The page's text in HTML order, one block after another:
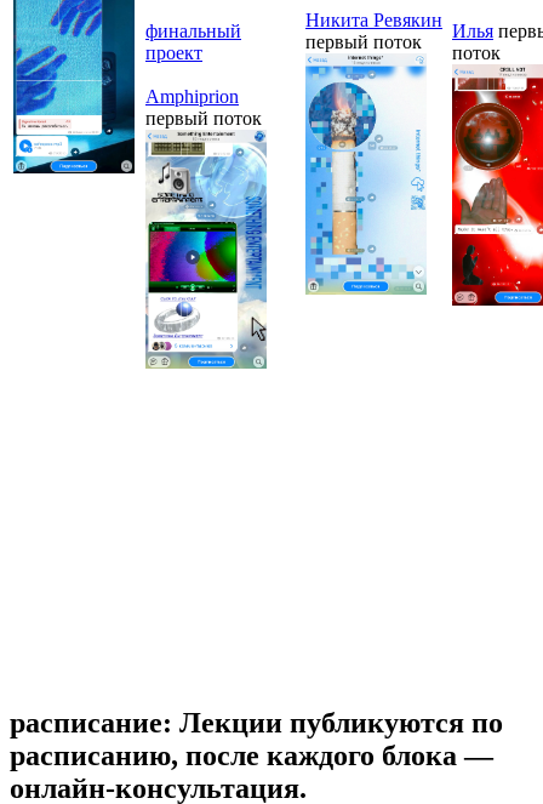
финальный
проект
Amphiprion
первый поток
Никита Ревякин
первый поток
Илья
поток
расписание: Лекции публикуются по
расписанию, после каждого блока —
онлайн-консультация.